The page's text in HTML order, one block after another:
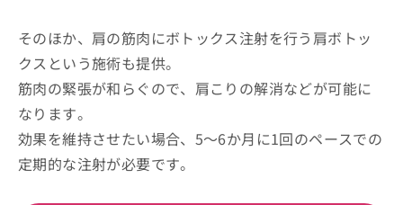
そのほか、肩の筋肉にボトックス注射を行う肩ボトッ
クスという施術も提供。
筋肉の緊張が和らぐので、肩こりの解消などが可能に
なります。
効果を維持させたい場合、5～6か月に1回のペースでの
定期的な注射が必要です。